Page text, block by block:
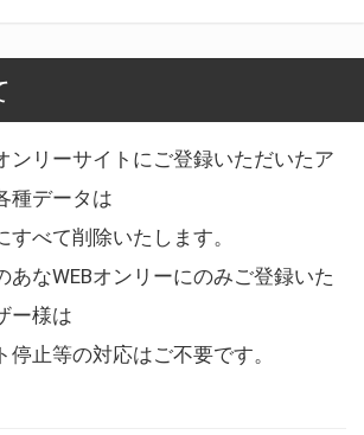
ンリーサイトにご登録いただいたア
種データは
べて削除いたします。
あなWEBオンリーにのみご登録いた
ー様は
止等の対応はご不要です。